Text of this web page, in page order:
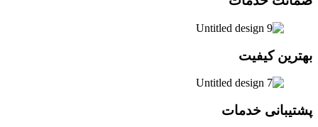
بهترین کیفیت
پشتیبانی خدمات